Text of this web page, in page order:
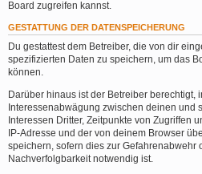
Board zugreifen kannst.
GESTATTUNG DER DATENSPEICHERUNG
Du gestattest dem Betreiber, die von dir
spezifizierten Daten zu speichern, um das
können.
Darüber hinaus ist der Betreiber berechtigt,
Interessenabwägung zwischen deinen und
Interessen Dritter, Zeitpunkte von Zugriffen
IP-Adresse und der von deinem Browser
speichern, sofern dies zur Gefahrenabwehr
Nachverfolgbarkeit notwendig ist.